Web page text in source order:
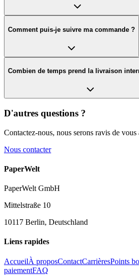
Comment puis-je suivre ma commande ?
Combien de temps prend la livraison
D'autres questions ?
Contactez-nous, nous serons ravis de vous
Nous contacter
PaperWelt
PaperWelt GmbH
Mittelstraße 10
10117 Berlin, Deutschland
Liens rapides
AccueilÀ proposContactCarrièresPoints
paiementFAQ